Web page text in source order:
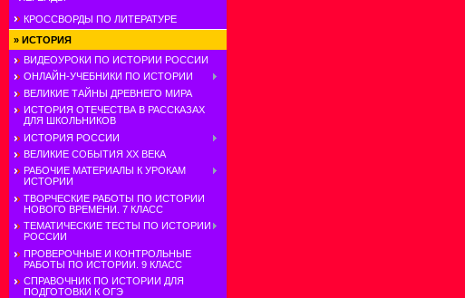
КРОССВОРДЫ ПО ЛИТЕРАТУРЕ
» ИСТОРИЯ
ВИДЕОУРОКИ ПО ИСТОРИИ РОССИИ
ОНЛАЙН-УЧЕБНИКИ ПО ИСТОРИИ
ВЕЛИКИЕ ТАЙНЫ ДРЕВНЕГО МИРА
ИСТОРИЯ ОТЕЧЕСТВА В РАССКАЗАХ
ДЛЯ ШКОЛЬНИКОВ
ИСТОРИЯ РОССИИ
ВЕЛИКИЕ СОБЫТИЯ ХХ ВЕКА
РАБОЧИЕ МАТЕРИАЛЫ К УРОКАМ
ИСТОРИИ
ТВОРЧЕСКИЕ РАБОТЫ ПО ИСТОРИИ
НОВОГО ВРЕМЕНИ. 7 КЛАСС
ТЕМАТИЧЕСКИЕ ТЕСТЫ ПО ИСТОРИИ
РОССИИ
ПРОВЕРОЧНЫЕ И КОНТРОЛЬНЫЕ
РАБОТЫ ПО ИСТОРИИ. 9 КЛАСС
СПРАВОЧНИК ПО ИСТОРИИ ДЛЯ
ПОДГОТОВКИ К ОГЭ